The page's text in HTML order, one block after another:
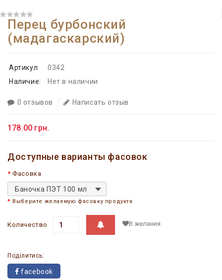
Перец бурбонский
(мадагаскарский)
Артикул
0342
Наличие:
Нет в наличии
0 отзывов Написать отзыв
178.00 грн.
Доступные варианты фасовок
Фасовка
Баночка ПЭТ 100 мл
Выберите желаемую фасовку продукта
Количество В желания
Поділитись:
facebook